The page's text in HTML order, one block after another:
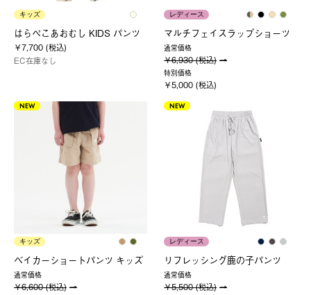
キッズ
はらぺこあおむし KIDS パンツ
￥7,700 (税込)
EC在庫なし
レディース
マルチフェイスラップショーツ
通常価格
￥6,930 (税込)
特別価格
￥5,000 (税込)
NEW
キッズ
ベイカーショートパンツ キッズ
通常価格
￥6,600 (税込)
NEW
レディース
リフレッシング鹿の子パンツ
通常価格
￥5,500 (税込)